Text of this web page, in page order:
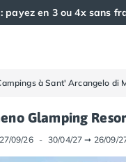
payez en 3 ou 4x sans
à Sant' Arcangelo di
Glamping
27/09/26 - 30/04/27 ➞ 26/09/